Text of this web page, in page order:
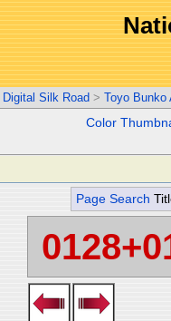
Digital Silk Road > Toyo Bunko
Color
Page Search